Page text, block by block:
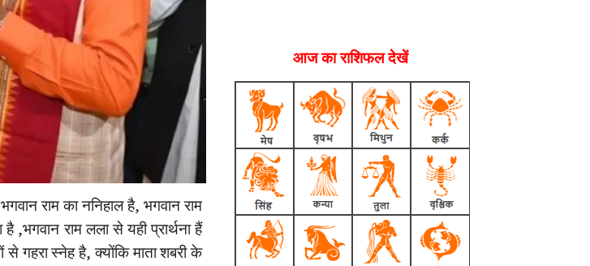
राम का ननिहाल है, भगवान राम
राम लला से यही प्रार्थना हैं
गहरा स्नेह है, क्योंकि माता शबरी के
आज का राशिफल देखें